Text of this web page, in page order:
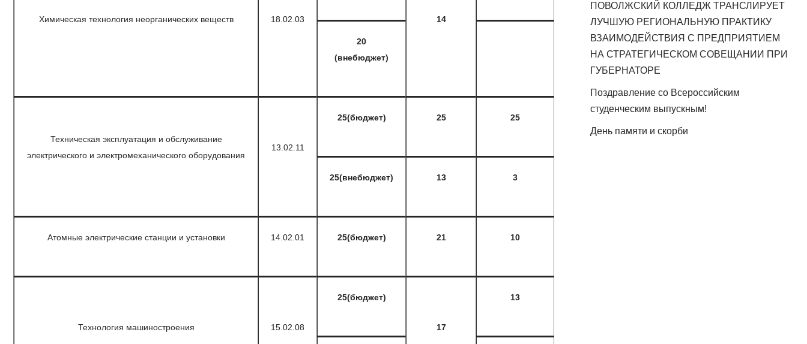
Химическая технология неорганических веществ 18.02.03 14
20
(внебюджет)
Техническая эксплуатация и обслуживание
электрического и электромеханического оборудования
13.02.11
25(бюджет) 25 25
25(внебюджет) 13 3
Атомные электрические станции и установки 14.02.01 25(бюджет) 21 10
Технология машиностроения 15.02.08
25(бюджет)
17
13
ПОВОЛЖСКИЙ КОЛЛЕДЖ ТРАНСЛИРУЕТ
ЛУЧШУЮ РЕГИОНАЛЬНУЮ ПРАКТИКУ
ВЗАИМОДЕЙСТВИЯ С ПРЕДПРИЯТИЕМ
НА СТРАТЕГИЧЕСКОМ СОВЕЩАНИИ ПРИ
ГУБЕРНАТОРЕ
Поздравление со Всероссийским
студенческим выпускным!
День памяти и скорби